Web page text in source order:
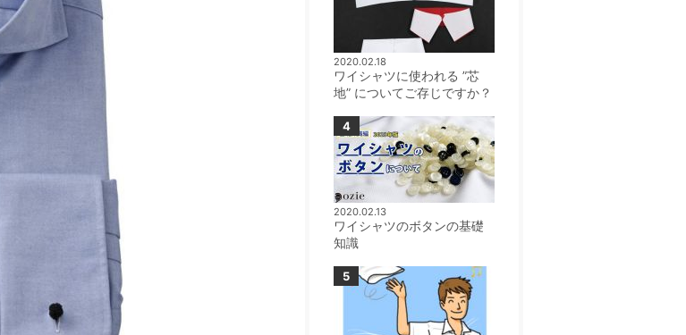
2020.02.18
ワイシャツに使われる ”芯
地” についてご存じですか？
2020.02.13
ワイシャツのボタンの基礎
知識